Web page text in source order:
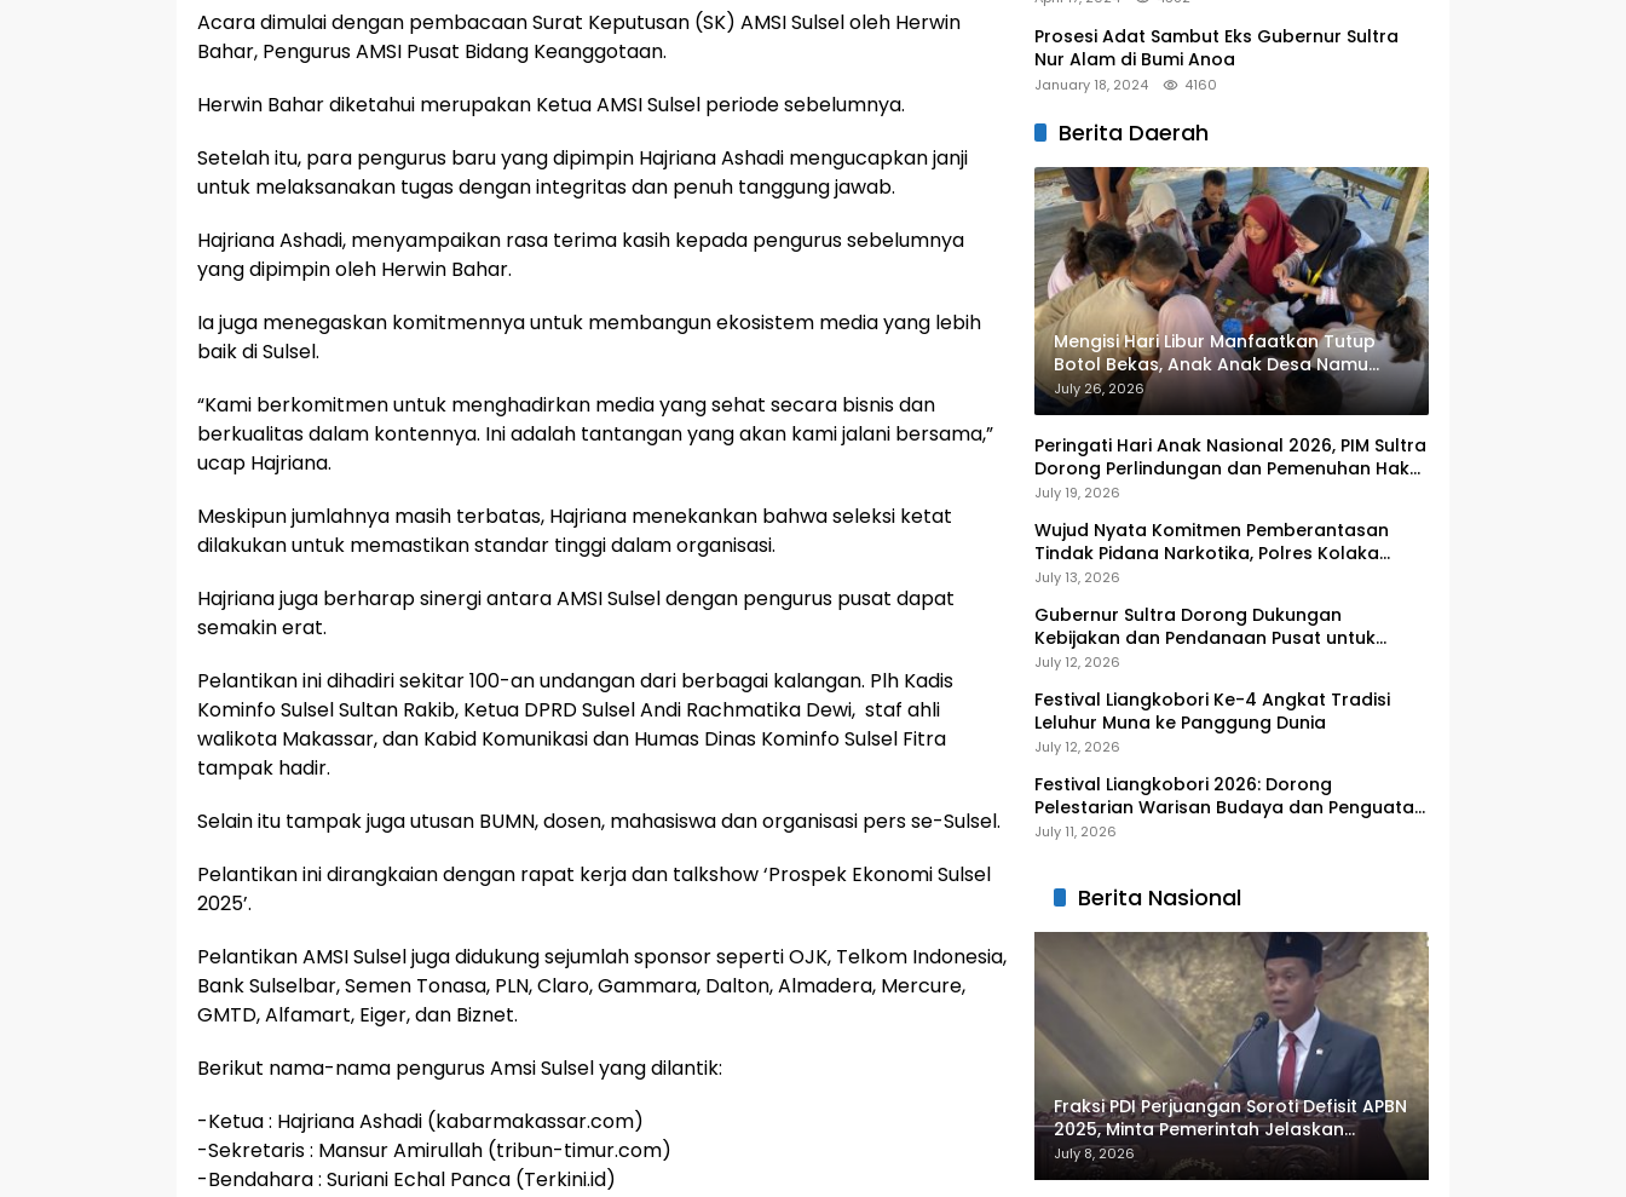
Acara dimulai dengan pembacaan Surat Keputusan (SK) AMSI Sulsel oleh Herwin
Bahar, Pengurus AMSI Pusat Bidang Keanggotaan.
Herwin Bahar diketahui merupakan Ketua AMSI Sulsel periode sebelumnya.
Setelah itu, para pengurus baru yang dipimpin Hajriana Ashadi mengucapkan janji
untuk melaksanakan tugas dengan integritas dan penuh tanggung jawab.
Hajriana Ashadi, menyampaikan rasa terima kasih kepada pengurus sebelumnya
yang dipimpin oleh Herwin Bahar.
Ia juga menegaskan komitmennya untuk membangun ekosistem media yang lebih
baik di Sulsel.
“Kami berkomitmen untuk menghadirkan media yang sehat secara bisnis dan
berkualitas dalam kontennya. Ini adalah tantangan yang akan kami jalani bersama,”
ucap Hajriana.
Meskipun jumlahnya masih terbatas, Hajriana menekankan bahwa seleksi ketat
dilakukan untuk memastikan standar tinggi dalam organisasi.
Hajriana juga berharap sinergi antara AMSI Sulsel dengan pengurus pusat dapat
semakin erat.
Pelantikan ini dihadiri sekitar 100-an undangan dari berbagai kalangan. Plh Kadis
Kominfo Sulsel Sultan Rakib, Ketua DPRD Sulsel Andi Rachmatika Dewi, staf ahli
walikota Makassar, dan Kabid Komunikasi dan Humas Dinas Kominfo Sulsel Fitra
tampak hadir.
Selain itu tampak juga utusan BUMN, dosen, mahasiswa dan organisasi pers se-Sulsel.
Pelantikan ini dirangkaian dengan rapat kerja dan talkshow ‘Prospek Ekonomi Sulsel
2025’.
Pelantikan AMSI Sulsel juga didukung sejumlah sponsor seperti OJK, Telkom Indonesia,
Bank Sulselbar, Semen Tonasa, PLN, Claro, Gammara, Dalton, Almadera, Mercure,
GMTD, Alfamart, Eiger, dan Biznet.
Berikut nama-nama pengurus Amsi Sulsel yang dilantik:
-Ketua : Hajriana Ashadi (kabarmakassar.com)
-Sekretaris : Mansur Amirullah (tribun-timur.com)
-Bendahara : Suriani Echal Panca (Terkini.id)
Prosesi Adat Sambut Eks Gubernur Sultra
Nur Alam di Bumi Anoa
January 18, 2024 4160
Berita Daerah
Mengisi Hari Libur Manfaatkan Tutup
Botol Bekas, Anak Anak Desa Namu
Bikin Gantungan Kunci Bernilai Ekonomi
July 26, 2026
Peringati Hari Anak Nasional 2026, PIM Sultra
Dorong Perlindungan dan Pemenuhan Hak
Anak Pesisir
July 19, 2026
Wujud Nyata Komitmen Pemberantasan
Tindak Pidana Narkotika, Polres Kolaka
Gagalkan Peredaran 3 Kg Sabu-Sabu
July 13, 2026
Gubernur Sultra Dorong Dukungan
Kebijakan dan Pendanaan Pusat untuk
Pengembangan Kawasan Liangkobhori
July 12, 2026
Festival Liangkobori Ke-4 Angkat Tradisi
Leluhur Muna ke Panggung Dunia
July 12, 2026
Festival Liangkobori 2026: Dorong
Pelestarian Warisan Budaya dan Penguatan
Ekonomi Masyarakat
July 11, 2026
Berita Nasional
Fraksi PDI Perjuangan Soroti Defisit APBN
2025, Minta Pemerintah Jelaskan
Sejumlah Target yang Tak Tercapai
July 8, 2026